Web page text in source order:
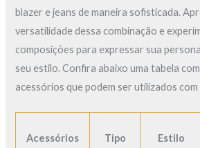
blazer e jeans de maneira sofisticada.
versatilidade dessa combinação e
composições para expressar sua
seu estilo. Confira abaixo uma tabela
acessórios que podem ser utilizados com
Acessórios Tipo Estilo